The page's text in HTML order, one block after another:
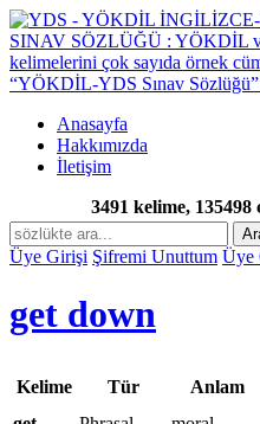
“YÖKDİL-YDS Sınav Sözlüğü”
Anasayfa
Hakkımızda
İletişim
3491 kelime, 135498
Üye Girişi Şifremi Unuttum Üye
get down
Kelime Tür Anlam